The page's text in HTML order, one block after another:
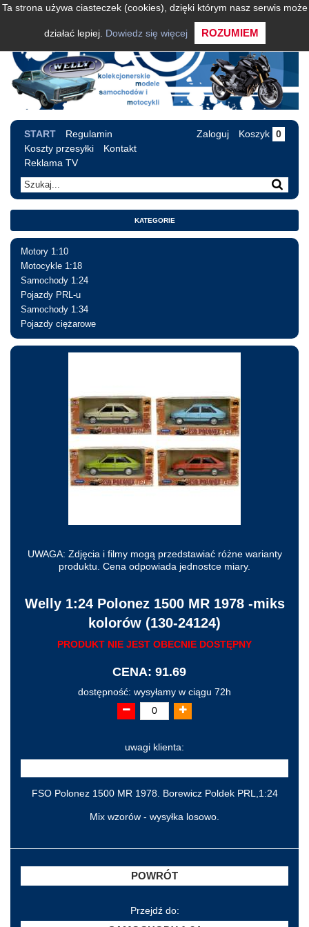
Ta strona używa ciasteczek (cookies), dzięki którym nasz serwis może
działać lepiej. Dowiedz się więcej ROZUMIEM
START
Regulamin
Koszty przesyłki
Kontakt
Reklama TV
Zaloguj Koszyk 0
KATEGORIE
Motory 1:10
Motocykle 1:18
Samochody 1:24
Pojazdy PRL-u
Samochody 1:34
Pojazdy ciężarowe
Nie jesteś zalogowany
UWAGA: Zdjęcia i filmy mogą przedstawiać różne warianty
produktu. Cena odpowiada jednostce miary.
Welly 1:24 Polonez 1500 MR 1978 -miks
kolorów (130-24124)
PRODUKT NIE JEST OBECNIE DOSTĘPNY
CENA: 91.69
dostępność: wysyłamy w ciągu 72h
uwagi klienta:
FSO Polonez 1500 MR 1978. Borewicz Poldek PRL,1:24
Mix wzorów - wysyłka losowo.
POWRÓT
Przejdź do: